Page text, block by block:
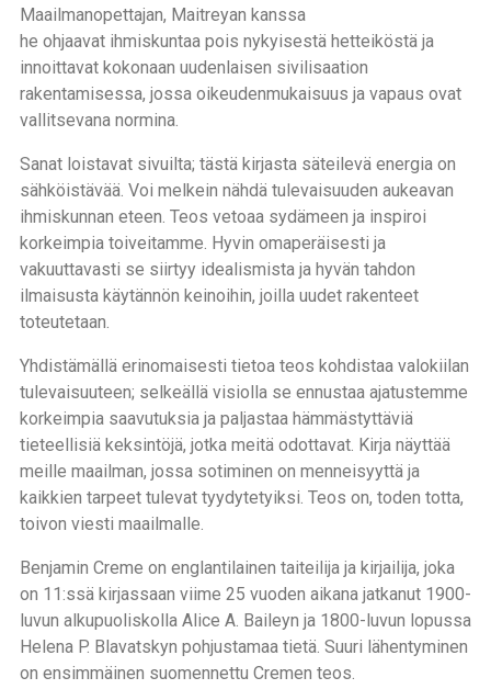
Maailmanopettajan, Maitreyan kanssa
he ohjaavat ihmiskuntaa pois nykyisestä hetteiköstä ja
innoittavat kokonaan uudenlaisen sivilisaation
rakentamisessa, jossa oikeudenmukaisuus ja vapaus ovat
vallitsevana normina.
Sanat loistavat sivuilta; tästä kirjasta säteilevä energia on
sähköistävää. Voi melkein nähdä tulevaisuuden aukeavan
ihmiskunnan eteen. Teos vetoaa sydämeen ja inspiroi
korkeimpia toiveitamme. Hyvin omaperäisesti ja
vakuuttavasti se siirtyy idealismista ja hyvän tahdon
ilmaisusta käytännön keinoihin, joilla uudet rakenteet
toteutetaan.
Yhdistämällä erinomaisesti tietoa teos kohdistaa valokiilan
tulevaisuuteen; selkeällä visiolla se ennustaa ajatustemme
korkeimpia saavutuksia ja paljastaa hämmästyttäviä
tieteellisiä keksintöjä, jotka meitä odottavat. Kirja näyttää
meille maailman, jossa sotiminen on menneisyyttä ja
kaikkien tarpeet tulevat tyydytetyiksi. Teos on, toden totta,
toivon viesti maailmalle.
Benjamin Creme on englantilainen taiteilija ja kirjailija, joka
on 11:ssä kirjassaan viime 25 vuoden aikana jatkanut 1900-
luvun alkupuoliskolla Alice A. Baileyn ja 1800-luvun lopussa
Helena P. Blavatskyn pohjustamaa tietä. Suuri lähentyminen
on ensimmäinen suomennettu Cremen teos.